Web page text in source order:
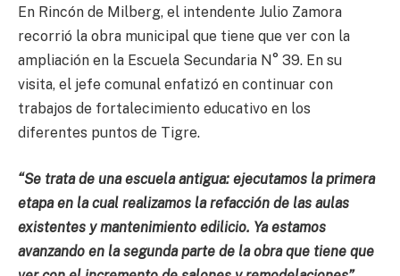
En Rincón de Milberg, el intendente Julio Zamora
recorrió la obra municipal que tiene que ver con la
ampliación en la Escuela Secundaria N° 39. En su
visita, el jefe comunal enfatizó en continuar con
trabajos de fortalecimiento educativo en los
diferentes puntos de Tigre.
“Se trata de una escuela antigua: ejecutamos la primera
etapa en la cual realizamos la refacción de las aulas
existentes y mantenimiento edilicio. Ya estamos
avanzando en la segunda parte de la obra que tiene que